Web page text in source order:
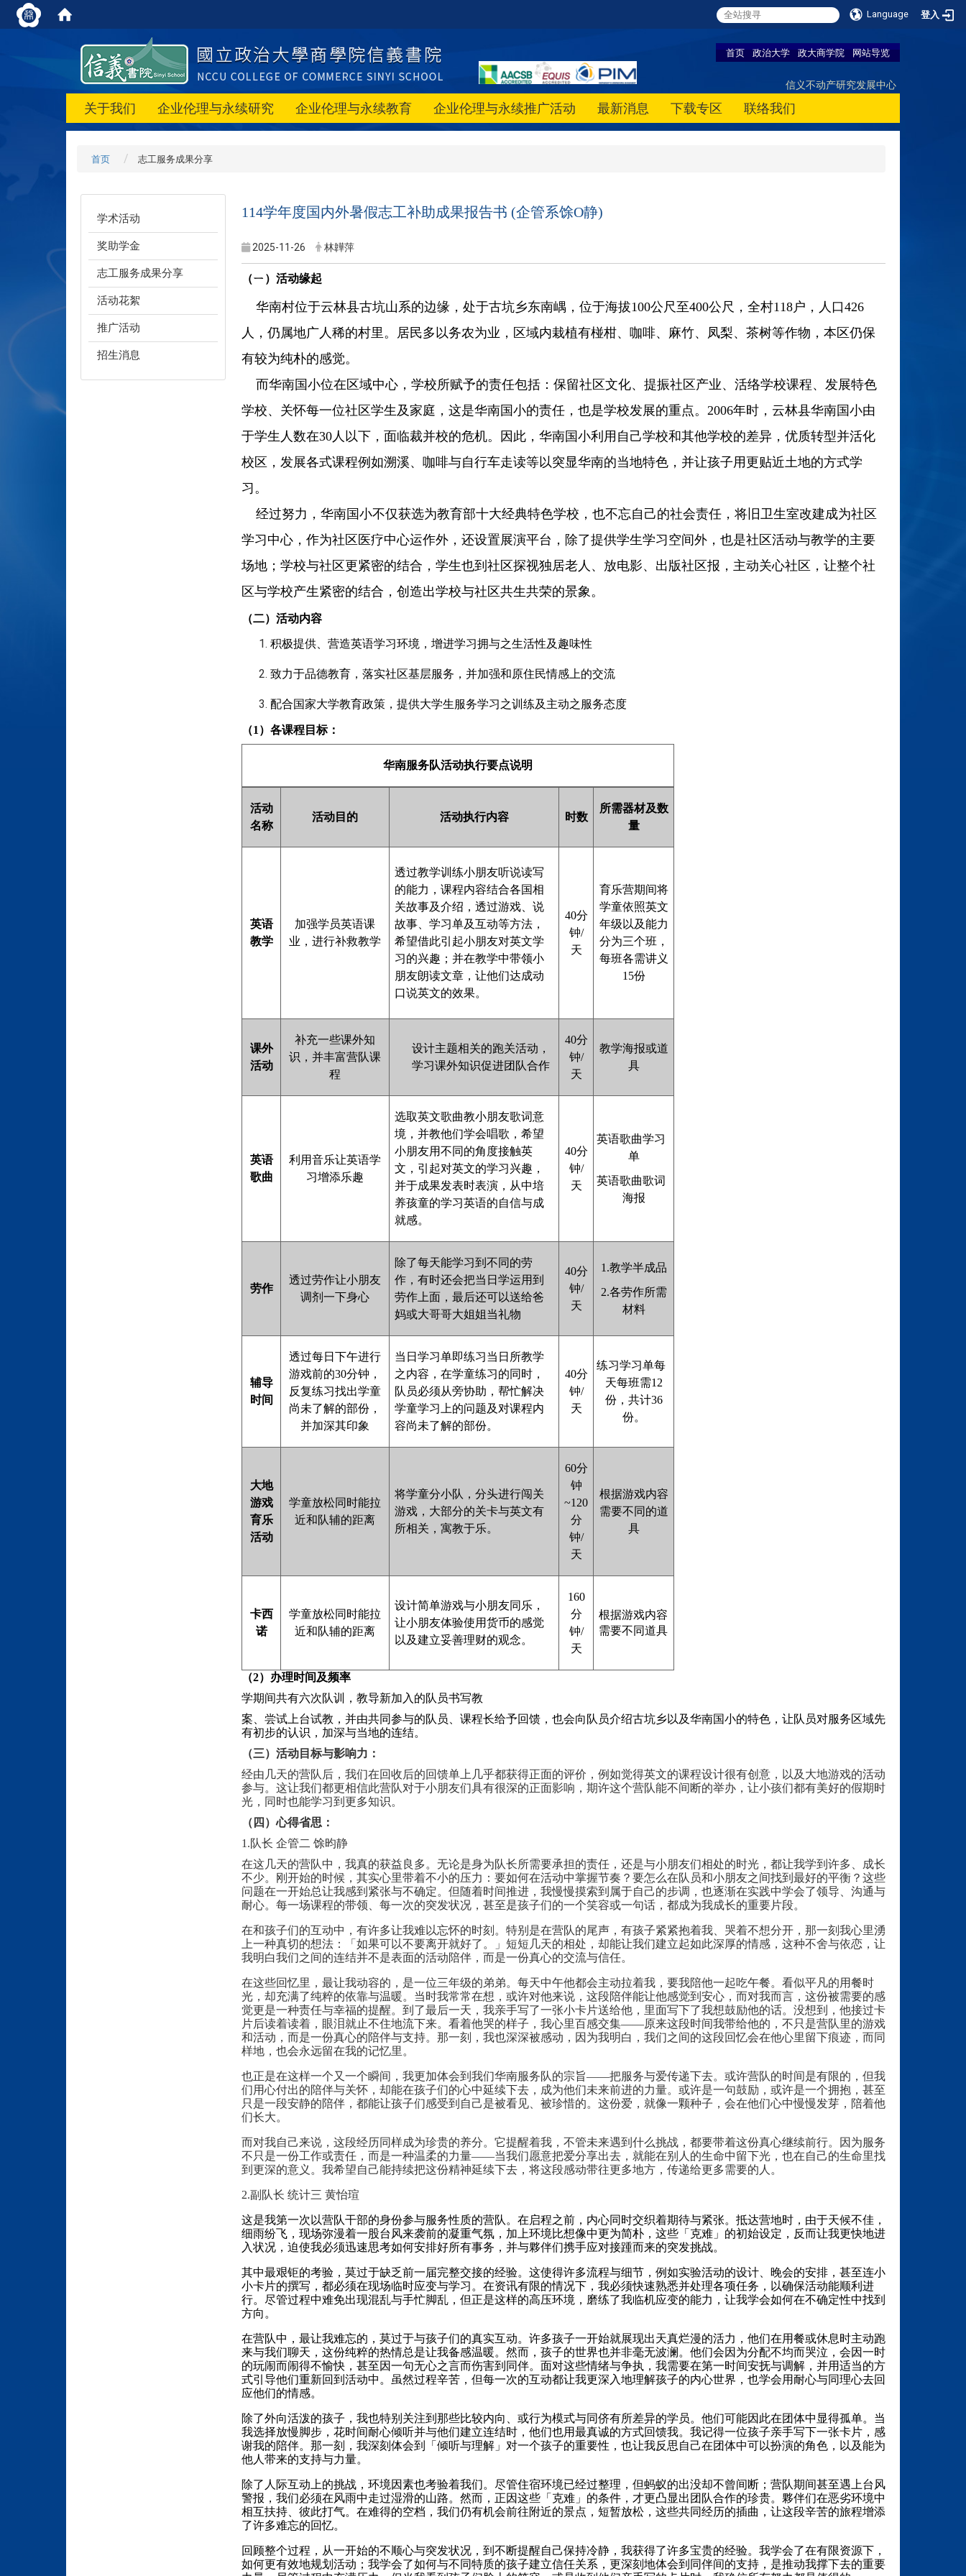
Language 登入
首页 政治大学 政大商学院 网站导览
信义不动产研究发展中心
关于我们 企业伦理与永续研究 企业伦理与永续教育 企业伦理与永续推广活动 最新消息 下载专区 联络我们
首页 志工服务成果分享
学术活动
奖助学金
志工服务成果分享
活动花絮
推广活动
招生消息
114学年度国内外暑假志工补助成果报告书 (企管系馀O静)
2025-11-26 林韡萍
（ㄧ）活动缘起
华南村位于云林县古坑山系的边缘，处于古坑乡东南嵎，位于海拔100公尺至400公尺，全村118户，人口426
人，仍属地广人稀的村里。居民多以务农为业，区域内栽植有椪柑、咖啡、麻竹、凤梨、茶树等作物，本区仍保
有较为纯朴的感觉。
而华南国小位在区域中心，学校所赋予的责任包括：保留社区文化、提振社区产业、活络学校课程、发展特色
学校、关怀每一位社区学生及家庭，这是华南国小的责任，也是学校发展的重点。2006年时，云林县华南国小由
于学生人数在30人以下，面临裁并校的危机。因此，华南国小利用自己学校和其他学校的差异，优质转型并活化
校区，发展各式课程例如溯溪、咖啡与自行车走读等以突显华南的当地特色，并让孩子用更贴近土地的方式学
习。
经过努力，华南国小不仅获选为教育部十大经典特色学校，也不忘自己的社会责任，将旧卫生室改建成为社区
学习中心，作为社区医疗中心运作外，还设置展演平台，除了提供学生学习空间外，也是社区活动与教学的主要
场地；学校与社区更紧密的结合，学生也到社区探视独居老人、放电影、出版社区报，主动关心社区，让整个社
区与学校产生紧密的结合，创造出学校与社区共生共荣的景象。
（二）活动内容
积极提供、营造英语学习环境，增进学习拥与之生活性及趣味性
致力于品德教育，落实社区基层服务，并加强和原住民情感上的交流
配合国家大学教育政策，提供大学生服务学习之训练及主动之服务态度
（1）各课程目标：
华南服务队活动执行要点说明
活动
名称
活动目的 活动执行内容 时数
所需器材及数
量
英语
教学
加强学员英语课
业，进行补救教学
透过教学训练小朋友听说读写
的能力，课程内容结合各国相
关故事及介绍，透过游戏、说
故事、学习单及互动等方法，
希望借此引起小朋友对英文学
习的兴趣；并在教学中带领小
朋友朗读文章，让他们达成动
口说英文的效果。
40分
钟/
天
育乐营期间将
学童依照英文
年级以及能力
分为三个班，
每班各需讲义
15份
课外
活动
补充一些课外知
识，并丰富营队课
程
设计主题相关的跑关活动，
学习课外知识促进团队合作
40分
钟/
天
教学海报或道
具
英语
歌曲
利用音乐让英语学
习增添乐趣
选取英文歌曲教小朋友歌词意
境，并教他们学会唱歌，希望
小朋友用不同的角度接触英
文，引起对英文的学习兴趣，
并于成果发表时表演，从中培
养孩童的学习英语的自信与成
就感。
40分
钟/
天
英语歌曲学习
单
英语歌曲歌词
海报
劳作
透过劳作让小朋友
调剂一下身心
除了每天能学习到不同的劳
作，有时还会把当日学运用到
劳作上面，最后还可以送给爸
妈或大哥哥大姐姐当礼物
40分
钟/
天
1.教学半成品
2.各劳作所需
材料
辅导
时间
透过每日下午进行
游戏前的30分钟，
反复练习找出学童
尚未了解的部份，
并加深其印象
当日学习单即练习当日所教学
之内容，在学童练习的同时，
队员必须从旁协助，帮忙解决
学童学习上的问题及对课程内
容尚未了解的部份。
40分
钟/
天
练习学习单每
天每班需12
份，共计36
份。
大地
游戏
育乐
活动
学童放松同时能拉
近和队辅的距离
将学童分小队，分头进行闯关
游戏，大部分的关卡与英文有
所相关，寓教于乐。
60分
钟
~120
分
钟/
天
根据游戏内容
需要不同的道
具
卡西
诺
学童放松同时能拉
近和队辅的距离
设计简单游戏与小朋友同乐，
让小朋友体验使用货币的感觉
以及建立妥善理财的观念。
160
分
钟/
天
根据游戏内容
需要不同道具
（2）办理时间及频率
学期间共有六次队训，教导新加入的队员书写教
案、尝试上台试教，并由共同参与的队员、课程长给予回馈，也会向队员介绍古坑乡以及华南国小的特色，让队员对服务区域先
有初步的认识，加深与当地的连结。
（三）活动目标与影响力：
经由几天的营队后，我们在回收后的回馈单上几乎都获得正面的评价，例如觉得英文的课程设计很有创意，以及大地游戏的活动
参与。这让我们都更相信此营队对于小朋友们具有很深的正面影响，期许这个营队能不间断的举办，让小孩们都有美好的假期时
光，同时也能学习到更多知识。
（四）心得省思：
1.队长 企管二 馀昀静
在这几天的营队中，我真的获益良多。无论是身为队长所需要承担的责任，还是与小朋友们相处的时光，都让我学到许多、成长
不少。刚开始的时候，其实心里带着不小的压力：要如何在活动中掌握节奏？要怎么在队员和小朋友之间找到最好的平衡？这些
问题在一开始总让我感到紧张与不确定。但随着时间推进，我慢慢摸索到属于自己的步调，也逐渐在实践中学会了领导、沟通与
耐心。每一场课程的带领、每一次的突发状况，甚至是孩子们的一个笑容或一句话，都成为我成长的重要片段。
在和孩子们的互动中，有许多让我难以忘怀的时刻。特别是在营队的尾声，有孩子紧紧抱着我、哭着不想分开，那一刻我心里湧
上一种真切的想法：「如果可以不要离开就好了。」短短几天的相处，却能让我们建立起如此深厚的情感，这种不舍与依恋，让
我明白我们之间的连结并不是表面的活动陪伴，而是一份真心的交流与信任。
在这些回忆里，最让我动容的，是一位三年级的弟弟。每天中午他都会主动拉着我，要我陪他一起吃午餐。看似平凡的用餐时
光，却充满了纯粹的依靠与温暖。当时我常常在想，或许对他来说，这段陪伴能让他感觉到安心，而对我而言，这份被需要的感
觉更是一种责任与幸福的提醒。到了最后一天，我亲手写了一张小卡片送给他，里面写下了我想鼓励他的话。没想到，他接过卡
片后读着读着，眼泪就止不住地流下来。看着他哭的样子，我心里百感交集——原来这段时间我带给他的，不只是营队里的游戏
和活动，而是一份真心的陪伴与支持。那一刻，我也深深被感动，因为我明白，我们之间的这段回忆会在他心里留下痕迹，而同
样地，也会永远留在我的记忆里。
也正是在这样一个又一个瞬间，我更加体会到我们华南服务队的宗旨——把服务与爱传递下去。或许营队的时间是有限的，但我
们用心付出的陪伴与关怀，却能在孩子们的心中延续下去，成为他们未来前进的力量。或许是一句鼓励，或许是一个拥抱，甚至
只是一段安静的陪伴，都能让孩子们感受到自己是被看见、被珍惜的。这份爱，就像一颗种子，会在他们心中慢慢发芽，陪着他
们长大。
而对我自己来说，这段经历同样成为珍贵的养分。它提醒着我，不管未来遇到什么挑战，都要带着这份真心继续前行。因为服务
不只是一份工作或责任，而是一种温柔的力量——当我们愿意把爱分享出去，就能在别人的生命中留下光，也在自己的生命里找
到更深的意义。我希望自己能持续把这份精神延续下去，将这段感动带往更多地方，传递给更多需要的人。
2.副队长 统计三 黄怡瑄
这是我第一次以营队干部的身份参与服务性质的营队。在启程之前，内心同时交织着期待与紧张。抵达营地时，由于天候不佳，
细雨纷飞，现场弥漫着一股台风来袭前的凝重气氛，加上环境比想像中更为简朴，这些「克难」的初始设定，反而让我更快地进
入状况，迫使我必须迅速思考如何安排好所有事务，并与夥伴们携手应对接踵而来的突发挑战。
其中最艰钜的考验，莫过于缺乏前一届完整交接的经验。这使得许多流程与细节，例如实验活动的设计、晚会的安排，甚至连小
小卡片的撰写，都必须在现场临时应变与学习。在资讯有限的情况下，我必须快速熟悉并处理各项任务，以确保活动能顺利进
行。尽管过程中难免出现混乱与手忙脚乱，但正是这样的高压环境，磨练了我临机应变的能力，让我学会如何在不确定性中找到
方向。
在营队中，最让我难忘的，莫过于与孩子们的真实互动。许多孩子一开始就展现出天真烂漫的活力，他们在用餐或休息时主动跑
来与我们聊天，这份纯粹的热情总是让我备感温暖。然而，孩子的世界也并非毫无波澜。他们会因为分配不均而哭泣，会因一时
的玩闹而闹得不愉快，甚至因一句无心之言而伤害到同伴。面对这些情绪与争执，我需要在第一时间安抚与调解，并用适当的方
式引导他们重新回到活动中。虽然过程辛苦，但每一次的互动都让我更深入地理解孩子的内心世界，也学会用耐心与同理心去回
应他们的情感。
除了外向活泼的孩子，我也特别关注到那些比较内向、或行为模式与同侪有所差异的学员。他们可能因此在团体中显得孤单。当
我选择放慢脚步，花时间耐心倾听并与他们建立连结时，他们也用最真诚的方式回馈我。我记得一位孩子亲手写下一张卡片，感
谢我的陪伴。那一刻，我深刻体会到「倾听与理解 」对一个孩子的重要性，也让我反思自己在团体中可以扮演的角色，以及能为
他人带来的支持与力量。
除了人际互动上的挑战，环境因素也考验着我们。尽管住宿环境已经过整理，但蚂蚁的出没却不曾间断；营队期间甚至遇上台风
警报，我们必须在风雨中走过湿滑的山路。然而，正因这些「克难」的条件，才更凸显出团队合作的珍贵。夥伴们在恶劣环境中
相互扶持、彼此打气。在难得的空档，我们仍有机会前往附近的景点，短暂放松，这些共同经历的插曲，让这段辛苦的旅程增添
了许多难忘的回忆。
回顾整个过程，从一开始的不顺心与突发状况，到不断提醒自己保持冷静，我获得了许多宝贵的经验。我学会了在有限资源下，
如何更有效地规划活动；我学会了如何与不同特质的孩子建立信任关系，更深刻地体会到同伴间的支持，是推动我撑下去的重要